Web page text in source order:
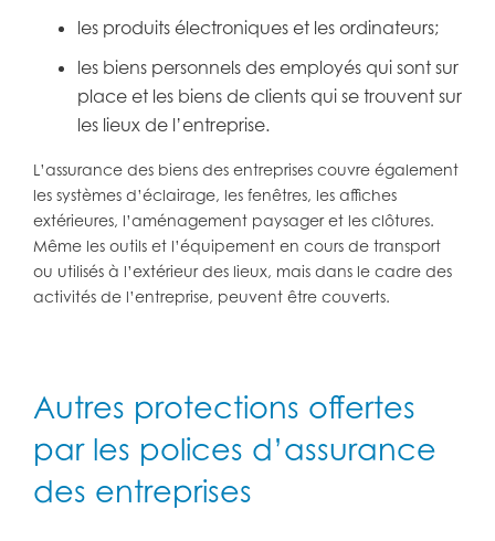
les produits électroniques et les ordinateurs;
les biens personnels des employés qui sont sur
place et les biens de clients qui se trouvent sur
les lieux de l’entreprise.
L’assurance des biens des entreprises couvre également
les systèmes d’éclairage, les fenêtres, les affiches
extérieures, l’aménagement paysager et les clôtures.
Même les outils et l’équipement en cours de transport
ou utilisés à l’extérieur des lieux, mais dans le cadre des
activités de l’entreprise, peuvent être couverts.
Autres protections offertes
par les polices d’assurance
des entreprises